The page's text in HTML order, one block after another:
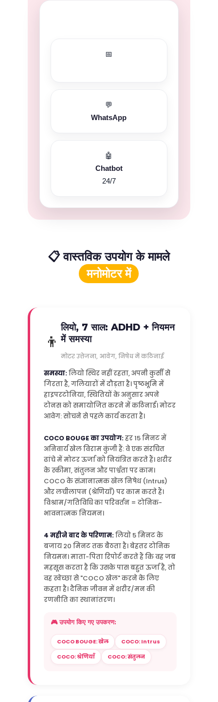
📅
💬
WhatsApp
🤖
Chatbot
24/7
📋 वास्तविक उपयोग के मामले
मनोमोटर में
👦
लियो, 7 साल: ADHD + नियमन
में समस्या
मोटर उत्तेजना, आवेग, निषेध में कठिनाई
समस्या:लियो स्थिर नहीं रहता, अपनी कुर्सी से
गिरता है, गलियारों में दौड़ता है। पृष्ठभूमि में
हाइपरटोनिया, स्थितियों के अनुसार अपने
टोनस को समायोजित करने में कठिनाई। मोटर
आवेग: सोचने से पहले कार्य करता है।
COCO BOUGE का उपयोग:हर 15 मिनट में
अनिवार्य खेल विराम कुंजी हैं: वे एक संरचित
ढांचे में मोटर ऊर्जा को नियंत्रित करते हैं। शरीर
के स्कीमा, संतुलन और पार्श्वता पर काम।
COCO के संज्ञानात्मक खेल निषेध (Intrus)
और लचीलापन (श्रेणियाँ) पर काम करते हैं।
विश्राम/गतिविधि का परिवर्तन = टोनिक-
भावनात्मक नियमन।
4 महीने बाद के परिणाम:लियो 5 मिनट के
बजाय 20 मिनट तक बैठता है। बेहतर टोनिक
नियमन। माता-पिता रिपोर्ट करते हैं कि वह जब
महसूस करता है कि उसके पास बहुत ऊर्जा है, तो
वह स्वेच्छा से "COCO खेल" करने के लिए
कहता है। दैनिक जीवन में शरीर/मन की
रणनीति का स्थानांतरण।
🎮 उपयोग किए गए उपकरण:
COCO BOUGE: खेल
COCO: Intrus
COCO: श्रेणियाँ
COCO: संतुलन